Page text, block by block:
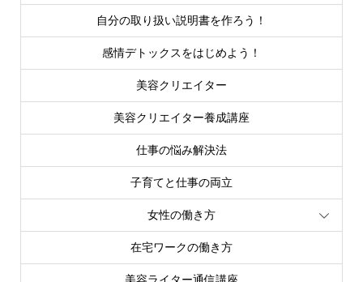
自分の取り扱い説明書を作ろう！
感情デトックスをはじめよう！
美容クリエイター
美容クリエイター養成講座
仕事の悩み解決法
子育てと仕事の両立
女性の働き方
在宅ワークの働き方